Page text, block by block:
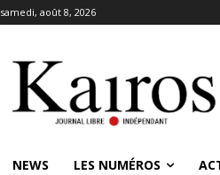
samedi, août 8, 2026
NEWS LES NUMÉROS